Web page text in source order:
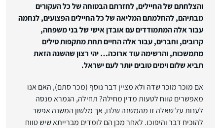
והצלחתם של החיילים, לחזרתם הבטוחה של כל העקורים
מבתיהם, להחלמתם המליאה של כל החיילים הפצועים, לנחמה
עבור אלה המתמודדים עם אובדן אישי של בני משפחה,
קרובים, וחברים, עבור אלה החיים תחת מתקפות טילים
מתמשכות, והרשימה עוד ארוכה… יהי רצון שהשנה הזאת
תביא שלום וימים טובים יותר לעם ישראל.
אם מוכר מוכר שדה ולא מציין דבר נוסף (מכר סתם), האם אנו
מאפשרים טווח לטעות מדין מחילה? תחילה, הגמרא מנסה
לענות על שאלה זו מהמשנה שלנו, אך מלשון המשנה אפשר
להוכיח דבר והיפוכו. לאחר מכן הם לומדים מברייתא שיש טווח